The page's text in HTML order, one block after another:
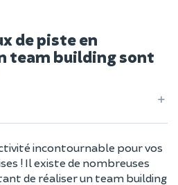
de piste en
team building sont
incontournable pour vos
! Il existe de nombreuses
de réaliser un team building